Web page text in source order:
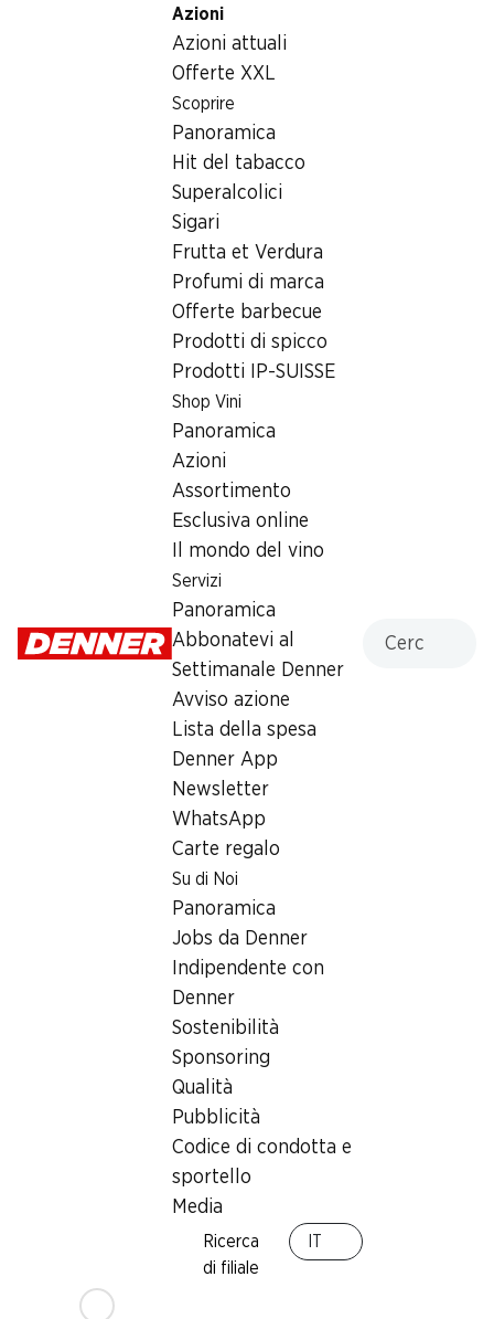
Azioni
Azioni attuali
Offerte XXL
Scoprire
Panoramica
Hit del tabacco
Superalcolici
Sigari
Frutta et Verdura
Profumi di marca
Offerte barbecue
Prodotti di spicco
Prodotti IP-SUISSE
Shop Vini
Panoramica
Azioni
Assortimento
Esclusiva online
Il mondo del vino
Servizi
Panoramica
Abbonatevi al
Settimanale Denner
Avviso azione
Lista della spesa
Denner App
Newsletter
WhatsApp
Carte regalo
Su di Noi
Panoramica
Jobs da Denner
Indipendente con
Denner
Sostenibilità
Sponsoring
Qualità
Pubblicità
Codice di condotta e
sportello
Media
Ricerca
di filiale
Generi alimentari
Uovo Kinder Sorpresa Maxi Ferrero
Uovo Kinder Sorpresa Maxi
1021369
Altri clienti hanno acquistato
Pan Goccioli Mulino Bianco
Plum Cake Mulino Bianco